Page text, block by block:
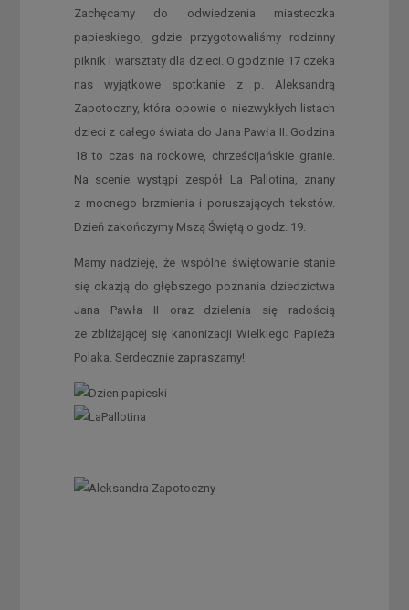
Zachęcamy do odwiedzenia miasteczka
papieskiego, gdzie przygotowaliśmy rodzinny
piknik i warsztaty dla dzieci. O godzinie 17 czeka
nas wyjątkowe spotkanie z p. Aleksandrą
Zapotoczny, która opowie o niezwykłych listach
dzieci z całego świata do Jana Pawła II. Godzina
18 to czas na rockowe, chrześcijańskie granie.
Na scenie wystąpi zespół La Pallotina, znany
z mocnego brzmienia i poruszających tekstów.
Dzień zakończymy Mszą Świętą o godz. 19.
Mamy nadzieję, że wspólne świętowanie stanie
się okazją do głębszego poznania dziedzictwa
Jana Pawła II oraz dzielenia się radością
ze zbliżającej się kanonizacji Wielkiego Papieża
Polaka. Serdecznie zapraszamy!